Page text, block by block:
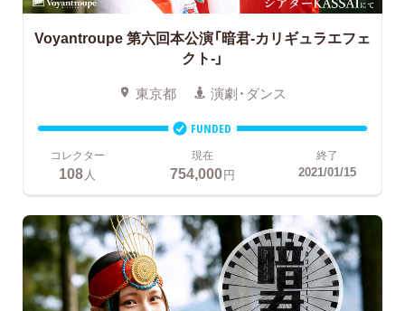
Voyantroupe第六回本公演「暗君-カリギュラエフェ
クト-」
東京都 演劇・ダンス
FUNDED
コレクター
108人
現在
754,000円
終了
2021/01/15